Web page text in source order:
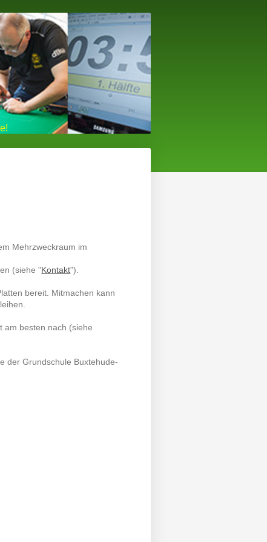
Mehrzweckraum im
(siehe "Kontakt").
bereit. Mitmachen kann
am besten nach (siehe
der Grundschule Buxtehude-